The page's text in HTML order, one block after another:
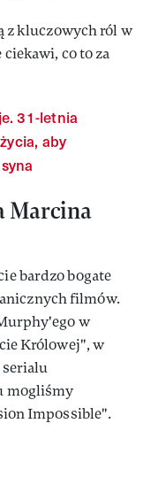
z kluczowych ról w
co to za
31-letnia
aby
Marcina
bardzo bogate
filmów.
w
Królowej", w
serialu
mogliśmy
Impossible".